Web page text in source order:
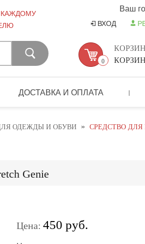
Ваш
ВХОД
0
ДОСТАВКА И ОПЛАТА |
ОДЕЖДЫ И ОБУВИ » СРЕДСТВО ДЛЯ
Genie
Цена: 450 руб.